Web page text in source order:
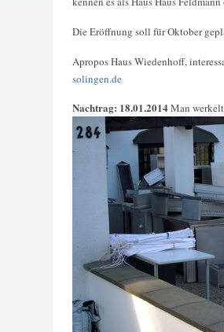
Die Eröffnung soll für Oktober
Apropos Haus Wiedenhoff,
solingen.de
Nachtrag: 18.01.2014Man werkelt